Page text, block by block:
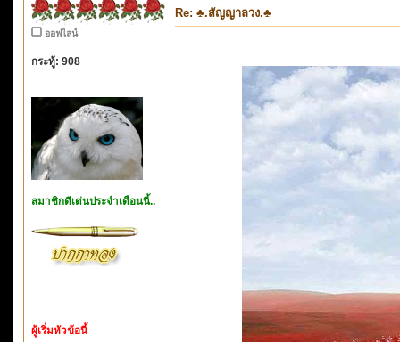
ออฟไลน์
กระทู้: 908
สมาชิกดีเด่นประจำเดือนนี้..
ผู้เริ่มหัวข้อนี้
Re: ♣.สัญญาลวง.♣